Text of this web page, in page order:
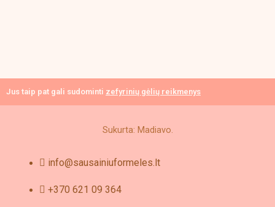
Jus taip pat gali sudominti zefyrinių gėlių reikmenys
Sukurta: Madiavo.
info@sausainiuformeles.lt
+370 621 09 364